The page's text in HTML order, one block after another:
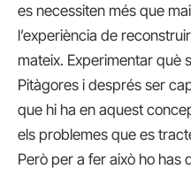
es necessiten més que
l’experiència de
mateix. Experimentar què
Pitàgores i després ser
que hi ha en aquest
els problemes que es
Però per a fer això ho has